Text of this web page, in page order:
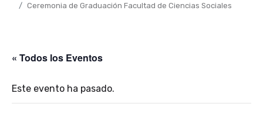
Ceremonia de Graduación Facultad de Ciencias Sociales
« Todos los Eventos
Este evento ha pasado.